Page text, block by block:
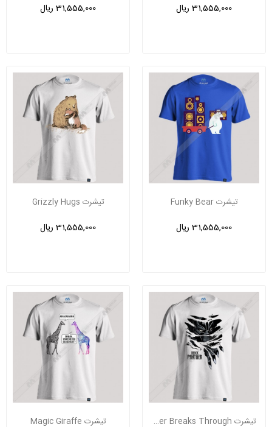
31,555,000 ریال 31,555,000 ریال
تیشرت Funky Bear
31,555,000 ریال
تیشرت Grizzly Hugs
31,555,000 ریال
تیشرت Black Panther Breaks Through تیشرت Magic Giraffe